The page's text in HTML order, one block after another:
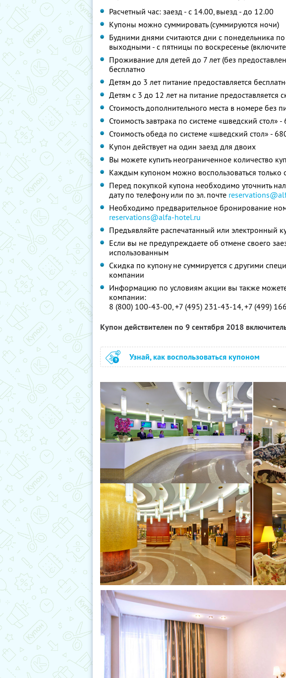
Расчетный час: заезд - с 14.00, выезд - до 12.00
Купоны можно суммировать (суммируются ночи)
Будними днями считаются дни с понедельника по
выходными - с пятницы по воскресенье
Проживание для детей до 7 лет (без
бесплатно
Детям до 3 лет питание предоставляется
Детям с 3 до 12 лет на питание предоставляется
Стоимость дополнительного места в номере без
Стоимость завтрака по системе «шведский стол»
Стоимость обеда по системе «шведский стол» -
Купон действует на один заезд для двоих
Вы можете купить неограниченное количество
Каждым купоном можно воспользоваться только
Перед покупкой купона необходимо уточнить
дату по телефону или по эл. почте
Необходимо предварительное бронирование
reservations@alfa-hotel.ru
Предъявляйте распечатанный или электронный
Если вы не предупреждаете об отмене своего
использованным
Скидка по купону не суммируется с другими
компании
Информацию по условиям акции вы также
компании:
8 (800) 100-43-00, +7 (495) 231-43-14, +7 (499)
Купон действителен по 9 сентября 2018
Узнай, как воспользоваться купоном